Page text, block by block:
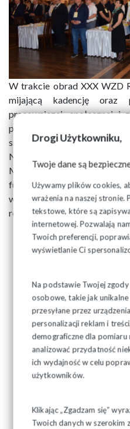
Drogi Użytkowniku,
Twoje dane są
Używamy plików cookies,
wrażenia na naszej stronie.
tekstowe, które są
internetowej. Pozwalają
Twoich preferencji,
wyświetlanie Ci
Na podstawie Twojej
osobowe, takie jak
przesyłane przez
personalizacji reklam i
demograficzne dla pomiaru
analizować przydatność
ich wydajność w celu
użytkowników.
Klikając „Zgadzam się”
Twoich danych w szerokim
W trakcie obrad XXX WZD
mijającą kadencję oraz
pracowniczej, społecznej i
problemowa znalazła
stanowiskach i apelach.
Na kanwie
Mozolewskiego –
funkcję Przewodniczącego
wyzwaniach
rozpoczynającej się kadencji
Apel nr 1 w sprawie
"Solidarność"
Apel nr 2 w sprawie
Apel nr 3 w sprawie
Stanowisko nr 1 w
socjalnego
Stanowisko nr 2 w
zbiorowych pracy
Stanowisko nr 3 w
wynagrodzeń w sferze
Stanowisko nr 4 w
Stanowisko nr 5 w